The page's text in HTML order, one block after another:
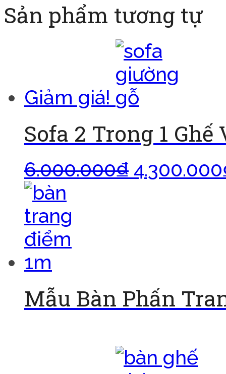
Sản phẩm tương tự
Giảm giá!
Sofa 2 Trong 1 Ghế
6.000.000₫ 4.300.000
Mẫu Bàn Phấn